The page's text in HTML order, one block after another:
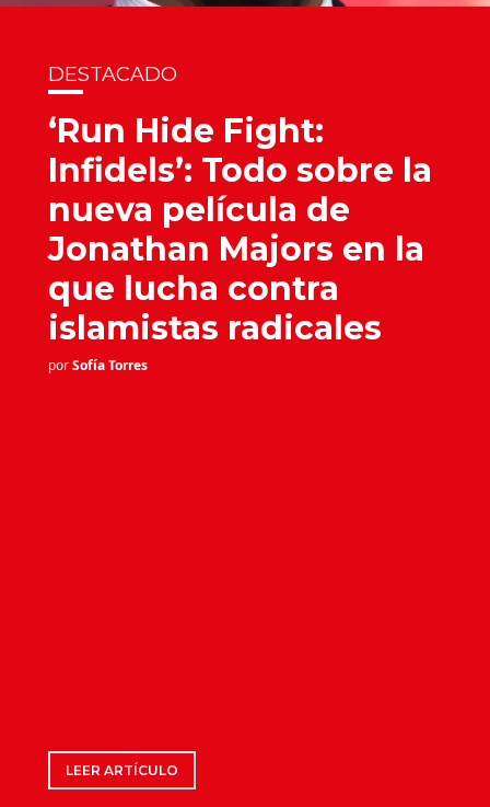
DESTACADO
‘Run Hide Fight:
Infidels’: Todo sobre la
nueva película de
Jonathan Majors en la
que lucha contra
islamistas radicales
porSofía Torres
LEER ARTÍCULO